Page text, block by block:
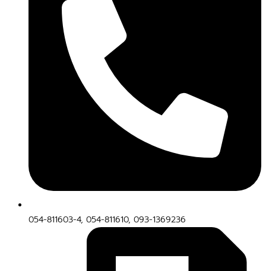
054-811603-4, 054-811610, 093-1369236